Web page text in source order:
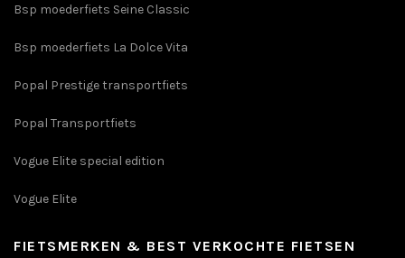
Bsp moederfiets Seine Classic
Bsp moederfiets La Dolce Vita
Popal Prestige transportfiets
Popal Transportfiets
Vogue Elite special edition
Vogue Elite
FIETSMERKEN & BEST VERKOCHTE FIETSEN